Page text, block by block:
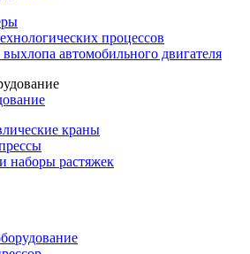
процессов
выхлопа автомобильного двигателя
краны
наборы растяжек